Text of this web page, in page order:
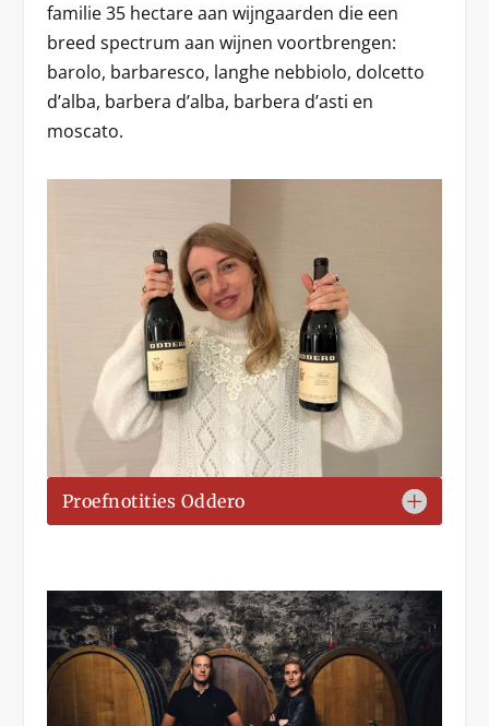
familie 35 hectare aan wijngaarden die een
breed spectrum aan wijnen voortbrengen:
barolo, barbaresco, langhe nebbiolo, dolcetto
d’alba, barbera d’alba, barbera d’asti en
moscato.
Proefnotities Oddero